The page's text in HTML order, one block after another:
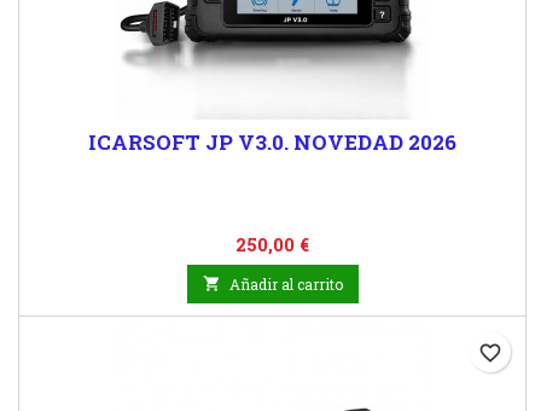
ICARSOFT JP V3.0. NOVEDAD 2026
Precio
250,00 €
 Añadir al carrito
favorite_border